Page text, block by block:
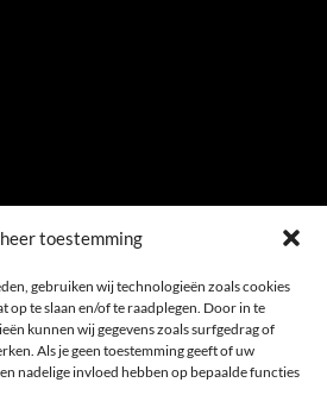
toestemming
gebruiken wij technologieën zoals cookies
op te slaan en/of te raadplegen. Door in te
kunnen wij gegevens zoals surfgedrag of
Als je geen toestemming geeft of uw
nadelige invloed hebben op bepaalde functies